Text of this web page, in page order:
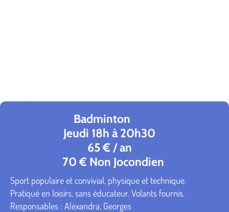
Badminton
Jeudi 18h à 20h30
65 € / an
70 € Non Jocondien
Sport populaire et convivial, physique et technique.
Pratiqué en loisirs, sans éducateur. Volants fournis.
Responsables : Alexandra, Georges